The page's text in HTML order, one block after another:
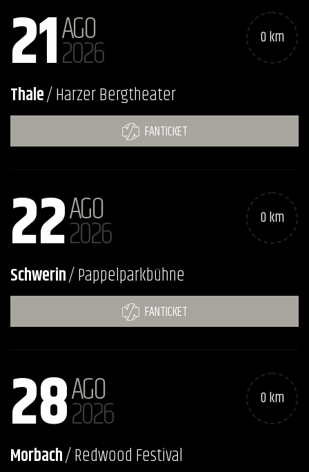
21AGO
2026 0 km
Thale/ Harzer Bergtheater
FANTICKET
22AGO
2026 0 km
Schwerin/ Pappelparkbühne
FANTICKET
28AGO
2026 0 km
Morbach/ Redwood Festival